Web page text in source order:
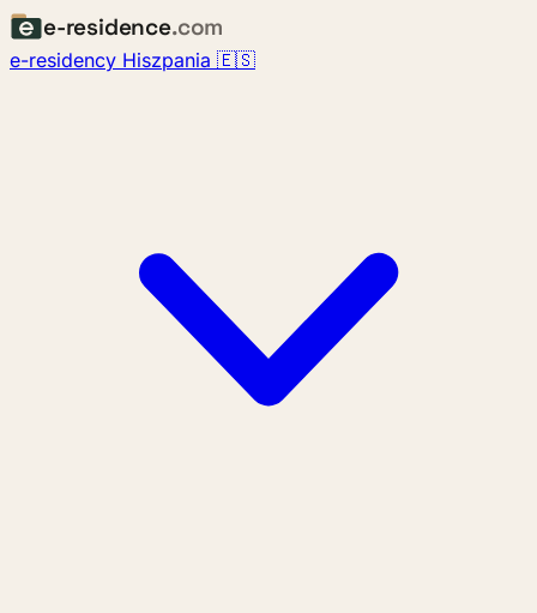
e-residence.com
e-residency Hiszpania 🇪🇸